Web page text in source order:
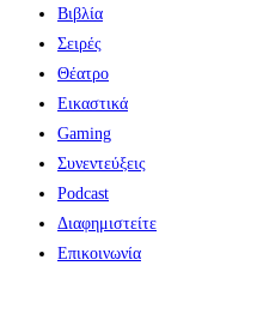
Βιβλία
Σειρές
Θέατρο
Εικαστικά
Gaming
Συνεντεύξεις
Podcast
Διαφημιστείτε
Επικοινωνία